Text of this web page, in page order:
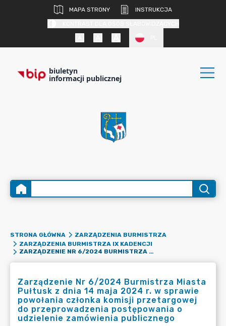
MAPA STRONY
INSTRUKCJA
biuletyn
informacji publicznej
STRONA GŁÓWNA
ZARZĄDZENIA BURMISTRZA
ZARZĄDZENIA BURMISTRZA IX KADENCJI
ZARZĄDZENIE NR 6/2024 BURMISTRZA MIASTA PUŁTUSK Z DNIA 14 MAJA 2024 R. W SPRAWIE POWOŁANIA CZŁONKA KOMISJI PRZETARGOWEJ DO PRZEPROWADZENIA POSTĘPOWANIA O UDZIELENIE ZAMÓWIENIA PUBLICZNEGO
Zarządzenie Nr 6/2024 Burmistrza Miasta
Pułtusk z dnia 14 maja 2024 r. w sprawie
powołania członka komisji przetargowej
do przeprowadzenia postępowania o
udzielenie zamówienia publicznego